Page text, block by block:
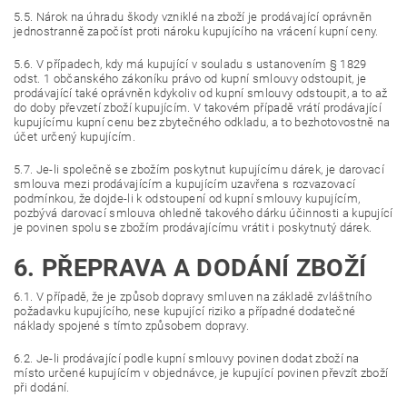
5.5. Nárok na úhradu škody vzniklé na zboží je prodávající oprávněn
jednostranně započíst proti nároku kupujícího na vrácení kupní ceny.
5.6. V případech, kdy má kupující v souladu s ustanovením § 1829
odst. 1 občanského zákoníku právo od kupní smlouvy odstoupit, je
prodávající také oprávněn kdykoliv od kupní smlouvy odstoupit, a to až
do doby převzetí zboží kupujícím. V takovém případě vrátí prodávající
kupujícímu kupní cenu bez zbytečného odkladu, a to bezhotovostně na
účet určený kupujícím.
5.7. Je-li společně se zbožím poskytnut kupujícímu dárek, je darovací
smlouva mezi prodávajícím a kupujícím uzavřena s rozvazovací
podmínkou, že dojde-li k odstoupení od kupní smlouvy kupujícím,
pozbývá darovací smlouva ohledně takového dárku účinnosti a kupující
je povinen spolu se zbožím prodávajícímu vrátit i poskytnutý dárek.
6. PŘEPRAVA A DODÁNÍ ZBOŽÍ
6.1. V případě, že je způsob dopravy smluven na základě zvláštního
požadavku kupujícího, nese kupující riziko a případné dodatečné
náklady spojené s tímto způsobem dopravy.
6.2. Je-li prodávající podle kupní smlouvy povinen dodat zboží na
místo určené kupujícím v objednávce, je kupující povinen převzít zboží
při dodání.